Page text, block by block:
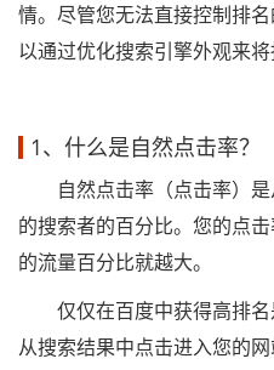
情。尽管您无法直接控制排
以通过优化搜索引擎外观来将
1、什么是自然点击率？
自然点击率（点击率）是
的搜索者的百分比。您的点
的流量百分比就越大。
仅仅在百度中获得高排名
从搜索结果中点击进入您的网